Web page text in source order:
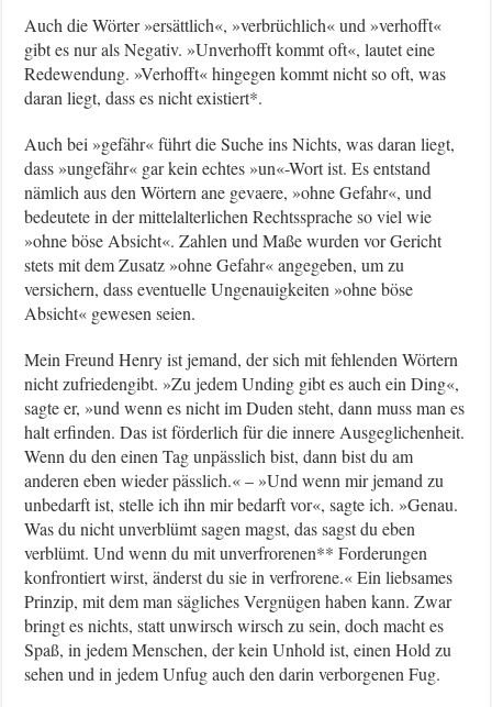
Auch die Wörter »ersättlich«, »verbrüchlich« und »verhofft«
gibt es nur als Negativ. »Unverhofft kommt oft«, lautet eine
Redewendung. »Verhofft« hingegen kommt nicht so oft, was
daran liegt, dass es nicht existiert*.
Auch bei »gefähr« führt die Suche ins Nichts, was daran liegt,
dass »ungefähr« gar kein echtes »un«-Wort ist. Es entstand
nämlich aus den Wörtern ane gevaere, »ohne Gefahr«, und
bedeutete in der mittelalterlichen Rechtssprache so viel wie
»ohne böse Absicht«. Zahlen und Maße wurden vor Gericht
stets mit dem Zusatz »ohne Gefahr« angegeben, um zu
versichern, dass eventuelle Ungenauigkeiten »ohne böse
Absicht« gewesen seien.
Mein Freund Henry ist jemand, der sich mit fehlenden Wörtern
nicht zufriedengibt. »Zu jedem Unding gibt es auch ein Ding«,
sagte er, »und wenn es nicht im Duden steht, dann muss man es
halt erfinden. Das ist förderlich für die innere Ausgeglichenheit.
Wenn du den einen Tag unpässlich bist, dann bist du am
anderen eben wieder pässlich.« – »Und wenn mir jemand zu
unbedarft ist, stelle ich ihn mir bedarft vor«, sagte ich. »Genau.
Was du nicht unverblümt sagen magst, das sagst du eben
verblümt. Und wenn du mit unverfrorenen** Forderungen
konfrontiert wirst, änderst du sie in verfrorene.« Ein liebsames
Prinzip, mit dem man sägliches Vergnügen haben kann. Zwar
bringt es nichts, statt unwirsch wirsch zu sein, doch macht es
Spaß, in jedem Menschen, der kein Unhold ist, einen Hold zu
sehen und in jedem Unfug auch den darin verborgenen Fug.